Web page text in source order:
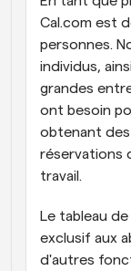
Cal.com est
personnes.
individus,
grandes
ont besoin
obtenant des
réservations
travail.
Le tableau
exclusif aux
d'autres